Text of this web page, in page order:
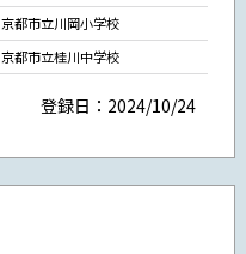
京都市立川岡小学校
京都市立桂川中学校
登録日：2024/10/24